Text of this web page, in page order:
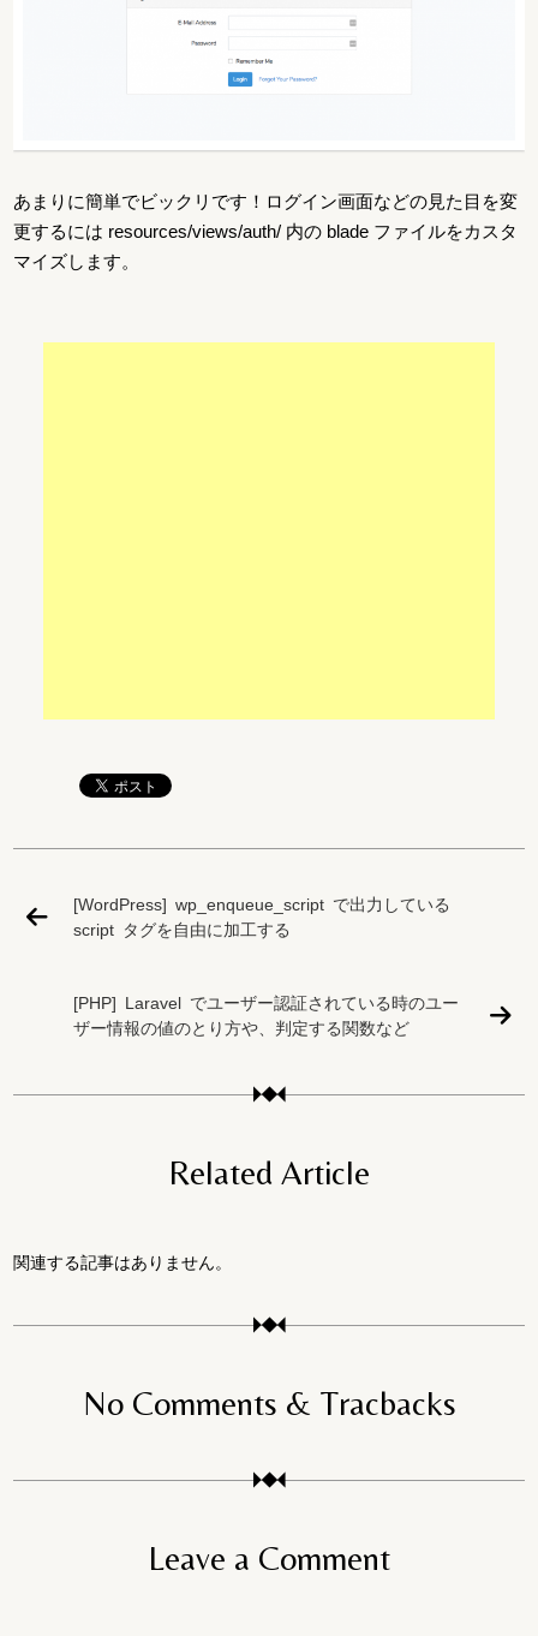
あまりに簡単でビックリです！ログイン画面などの見た目を変
更するには resources/views/auth/ 内の blade ファイルをカスタ
マイズします。
[WordPress] wp_enqueue_script で出力している
script タグを自由に加工する
[PHP] Laravel でユーザー認証されている時のユー
ザー情報の値のとり方や、判定する関数など
Related Article
関連する記事はありません。
No Comments & Tracbacks
Leave a Comment